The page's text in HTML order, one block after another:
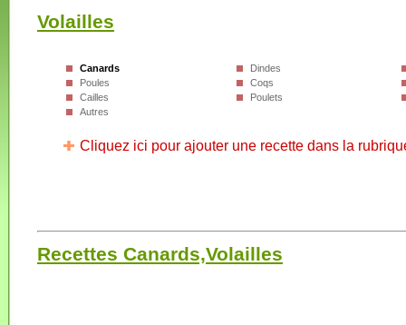
Volailles
Canards
Dindes
Poules
Coqs
Cailles
Poulets
Autres
Cliquez ici pour ajouter une recette dans la
Recettes Canards,Volailles